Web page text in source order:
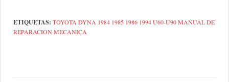
ETIQUETAS: TOYOTA DYNA 1984 1985 1986 1994 U60-U90 MANUAL DE
REPARACION MECANICA